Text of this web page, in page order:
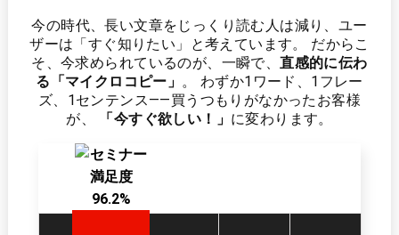
今の時代、長い文章をじっくり読む人は減り、ユー
ザーは「すぐ知りたい」と考えています。
だからこ
そ、今求められているのが、一瞬で、直感的に伝わ
る「マイクロコピー」 。
わずか1ワード、1フレー
ズ、1センテンス——買うつもりがなかったお客様
が、
「今すぐ欲しい！」 に変わります。